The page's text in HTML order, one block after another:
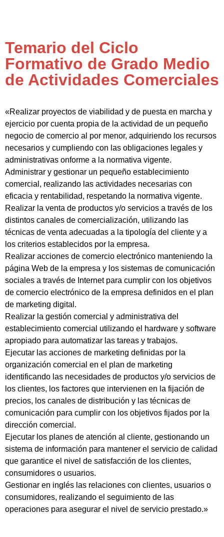
Temario del Ciclo
Formativo de Grado Medio
de Actividades Comerciales
«Realizar proyectos de viabilidad y de puesta en marcha y
ejercicio por cuenta propia de la actividad de un pequeño
negocio de comercio al por menor, adquiriendo los recursos
necesarios y cumpliendo con las obligaciones legales y
administrativas onforme a la normativa vigente.
Administrar y gestionar un pequeño establecimiento
comercial, realizando las actividades necesarias con
eficacia y rentabilidad, respetando la normativa vigente.
Realizar la venta de productos y/o servicios a través de los
distintos canales de comercialización, utilizando las
técnicas de venta adecuadas a la tipología del cliente y a
los criterios establecidos por la empresa.
Realizar acciones de comercio electrónico manteniendo la
página Web de la empresa y los sistemas de comunicación
sociales a través de Internet para cumplir con los objetivos
de comercio electrónico de la empresa definidos en el plan
de marketing digital.
Realizar la gestión comercial y administrativa del
establecimiento comercial utilizando el hardware y software
apropiado para automatizar las tareas y trabajos.
Ejecutar las acciones de marketing definidas por la
organización comercial en el plan de marketing
identificando las necesidades de productos y/o servicios de
los clientes, los factores que intervienen en la fijación de
precios, los canales de distribución y las técnicas de
comunicación para cumplir con los objetivos fijados por la
dirección comercial.
Ejecutar los planes de atención al cliente, gestionando un
sistema de información para mantener el servicio de calidad
que garantice el nivel de satisfacción de los clientes,
consumidores o usuarios.
Gestionar en inglés las relaciones con clientes, usuarios o
consumidores, realizando el seguimiento de las
operaciones para asegurar el nivel de servicio prestado.»